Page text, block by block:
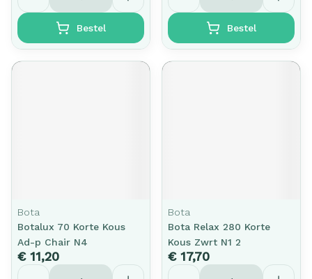
Bestel Bestel
Bota
Botalux 70 Korte Kous
Ad-p Chair N4
€ 11,20
Aantal
Bota
Bota Relax 280 Korte
Kous Zwrt N1 2
€ 17,70
Aantal